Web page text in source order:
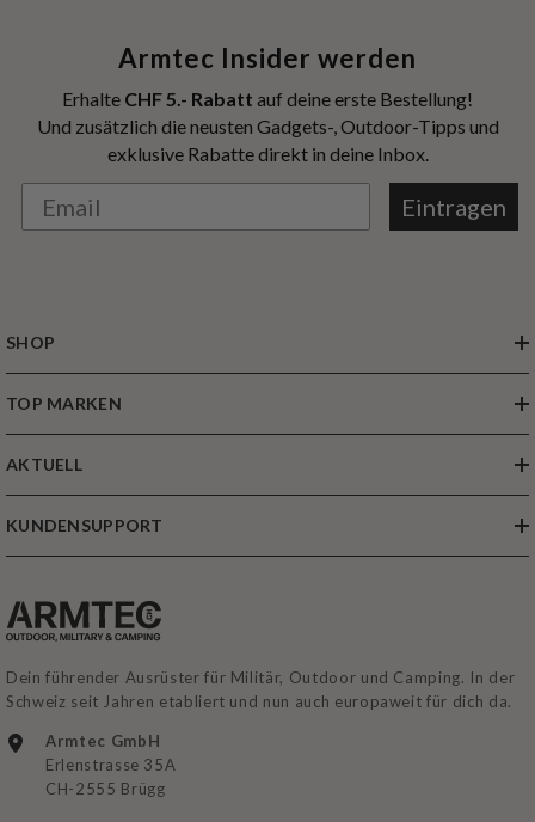
Armtec Insider werden
Erhalte CHF 5.- Rabatt auf deine erste Bestellung!
Und zusätzlich die neusten Gadgets-, Outdoor-Tipps und
exklusive Rabatte direkt in deine Inbox.
Eintragen
SHOP
TOP MARKEN
AKTUELL
KUNDENSUPPORT
Dein führender Ausrüster für Militär, Outdoor und Camping. In der
Schweiz seit Jahren etabliert und nun auch europaweit für dich da.
Armtec GmbH
Erlenstrasse 35A
CH-2555 Brügg